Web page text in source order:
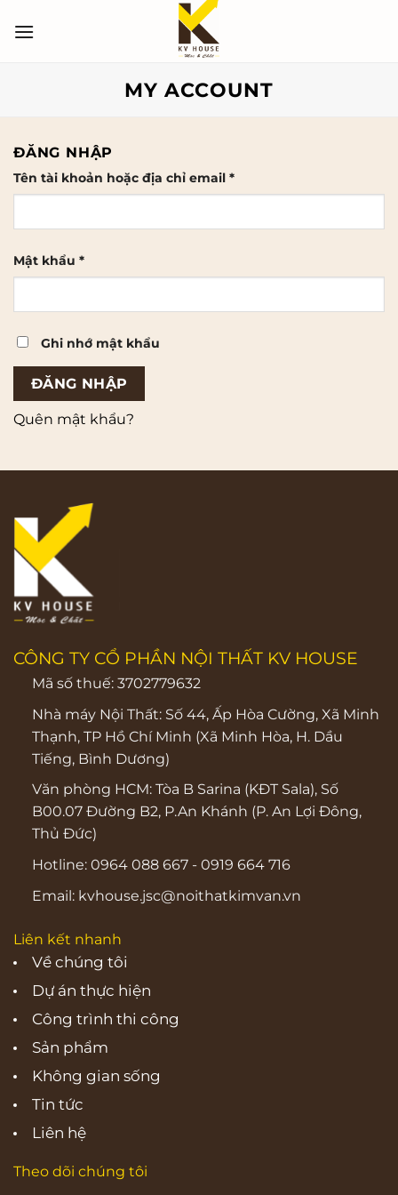
qua
MY ACCOUNT
ĐĂNG NHẬP
Tên tài khoản hoặc địa chỉ email *Bắt
buộc
Mật khẩu *Bắt
buộc
Ghi nhớ mật khẩu
ĐĂNG NHẬP
Quên mật khẩu?
CÔNG TY CỔ PHẦN NỘI THẤT KV HOUSE
Mã số thuế: 3702779632
Nhà máy Nội Thất: Số 44, Ấp Hòa Cường, Xã Minh
Thạnh, TP Hồ Chí Minh (Xã Minh Hòa, H. Dầu
Tiếng, Bình Dương)
Văn phòng HCM: Tòa B Sarina (KĐT Sala), Số
B00.07 Đường B2, P.An Khánh (P. An Lợi Đông,
Thủ Đức)
Hotline: 0964 088 667- 0919 664 716
Email: kvhouse.jsc@noithatkimvan.vn
Liên kết nhanh
Về chúng tôi
Dự án thực hiện
Công trình thi công
Sản phẩm
Không gian sống
Tin tức
Liên hệ
Theo dõi chúng tôi